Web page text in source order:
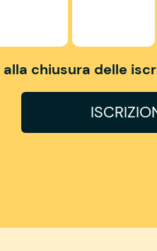
alla chiusura delle